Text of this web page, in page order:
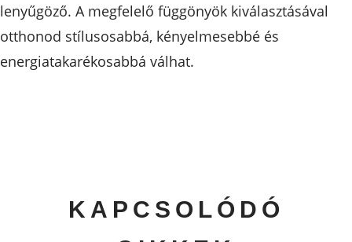
lenyűgöző. A megfelelő függönyök kiválasztásával
otthonod stílusosabbá, kényelmesebbé és
energiatakarékosabbá válhat.
KAPCSOLÓDÓ